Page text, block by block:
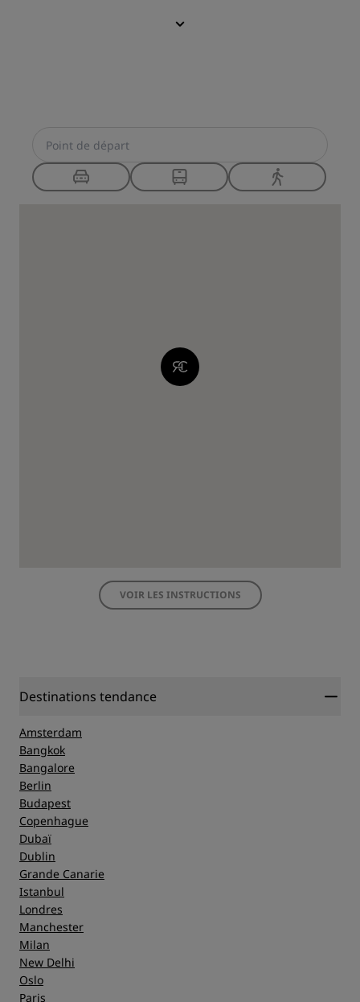
VOIR LES INSTRUCTIONS
Destinations tendance
Amsterdam
Bangkok
Bangalore
Berlin
Budapest
Copenhague
Dubaï
Dublin
Grande Canarie
Istanbul
Londres
Manchester
Milan
New Delhi
Oslo
Paris